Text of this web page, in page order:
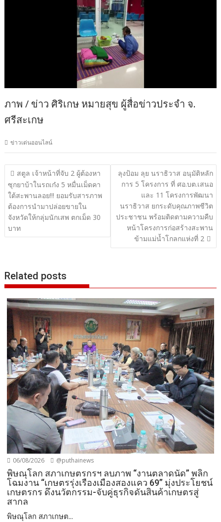
ภาพ / ข่าว ศิริเกษ หมายสุข ผู้สื่อข่าวประจำ จ.
ศรีสะเกษ
ข่าวเด่นออนไลน์
แนะแนว
เรื่อง
สตูล เจ้าหน้าที่จับ 2 ผู้ต้องหา
ซุกยาบ้าในรถเก๋ง 5 หมื่นเม็ดคา
ใต้สะพานลอย!!! ยอมรับสารภาพ
ต้องการนำมาปล่อยขายใน
จังหวัดให้กลุ่มนักเสพ ตกเม็ด 30
บาท
ลุงป้อม ลุย นราธิวาส อนุมัติหลัก
การ 5 โครงการ ที่ ศอ.บต.เสนอ
และ 11 โครงการพัฒนา
นราธิวาส ยกระดับคุณภาพชีวิต
ประชาชน พร้อมติดตามความคืบ
หน้าโครงการก่อสร้างสะพาน
ข้ามแม่น้ำโกลกแห่งที่ 2
Related posts
06/08/2026 @puthainews
พิษณุโลก สภาเกษตรกรฯ ลบภาพ “งานตลาดนัด” พลิก
โฉมงาน “เกษตรรุ่งเรืองเมืองสองแคว 69” มุ่งประโยชน์
เกษตรกร ดึงนวัตกรรม-จับคู่ธุรกิจดันสินค้าเกษตรสู่
สากล
พิษณุโลก สภาเกษต...